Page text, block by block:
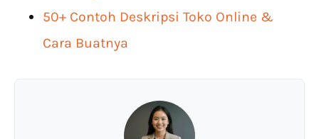
50+ Contoh Deskripsi Toko Online &
Cara Buatnya